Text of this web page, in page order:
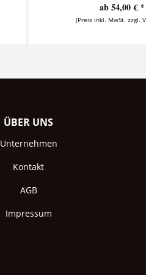
ab 54,00 € *
(Preis inkl. MwSt. zzgl.
ÜBER UNS
Unternehmen
Kontakt
AGB
Impressum